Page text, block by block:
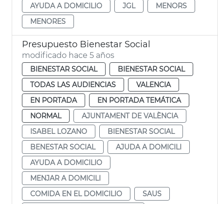
AYUDA A DOMICILIO
JGL
MENORS
MENORES
Presupuesto Bienestar Social
modificado hace 5 años
BIENESTAR SOCIAL
BIENESTAR SOCIAL
TODAS LAS AUDIENCIAS
VALENCIA
EN PORTADA
EN PORTADA TEMÁTICA
NORMAL
AJUNTAMENT DE VALÈNCIA
ISABEL LOZANO
BIENESTAR SOCIAL
BENESTAR SOCIAL
AJUDA A DOMICILI
AYUDA A DOMICILIO
MENJAR A DOMICILI
COMIDA EN EL DOMICILIO
SAUS